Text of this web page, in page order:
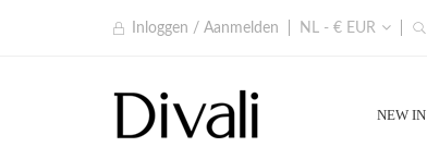
Inloggen / Aanmelden NL - € EUR
NEW IN